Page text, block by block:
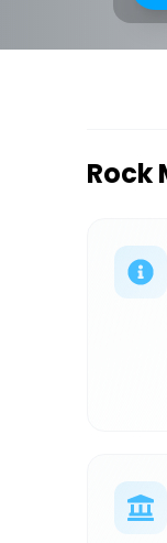
Rock